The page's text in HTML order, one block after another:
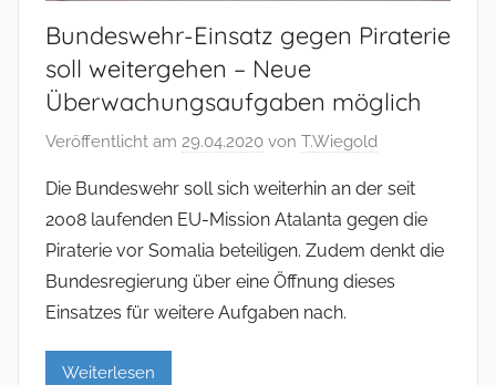
Bundeswehr-Einsatz gegen Piraterie
soll weitergehen – Neue
Überwachungsaufgaben möglich
Veröffentlicht am 29.04.2020 von T.Wiegold
Die Bundeswehr soll sich weiterhin an der seit
2008 laufenden EU-Mission Atalanta gegen die
Piraterie vor Somalia beteiligen. Zudem denkt die
Bundesregierung über eine Öffnung dieses
Einsatzes für weitere Aufgaben nach.
Weiterlesen